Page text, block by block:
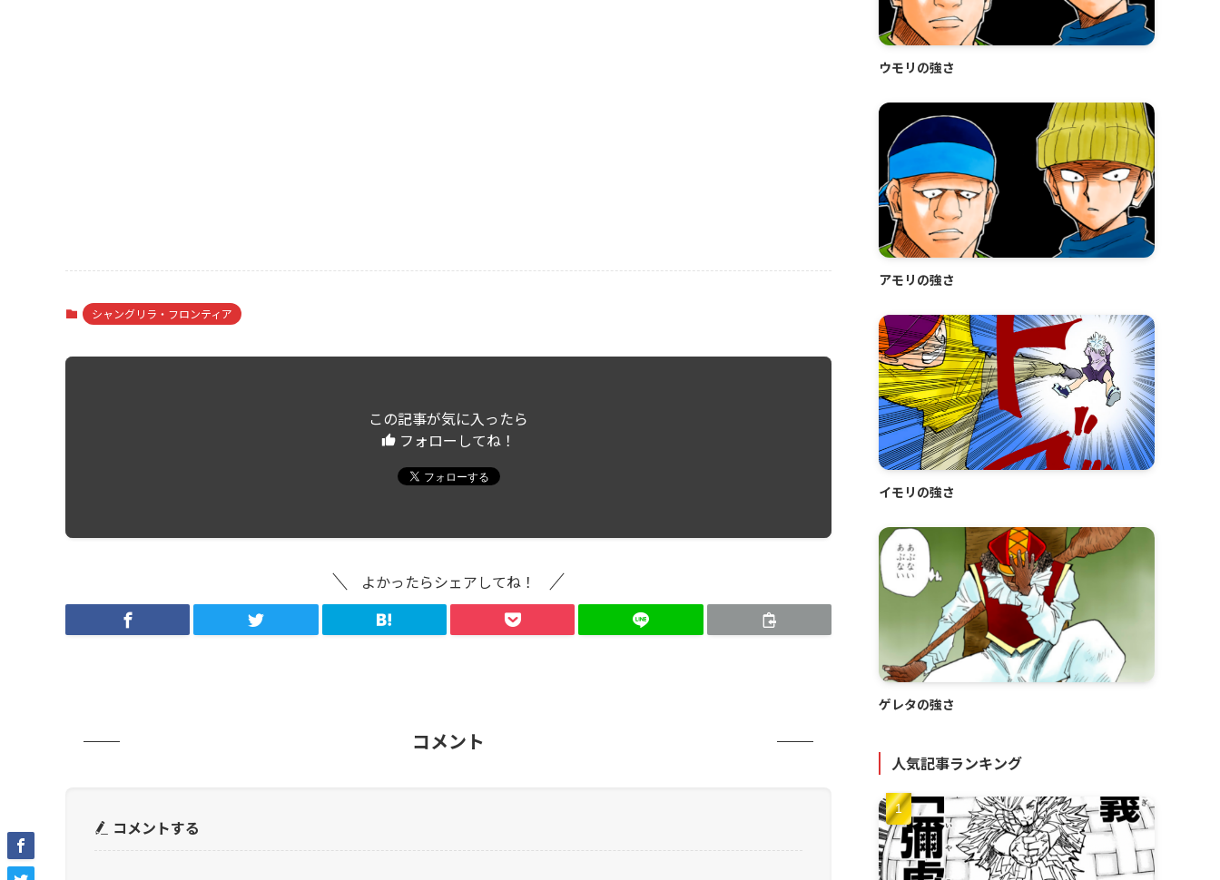
シャングリラ・フロンティア
この記事が気に入ったら
フォローしてね！
よかったらシェアしてね！
コメント
コメントする
ウモリの強さ
アモリの強さ
イモリの強さ
ゲレタの強さ
人気記事ランキング